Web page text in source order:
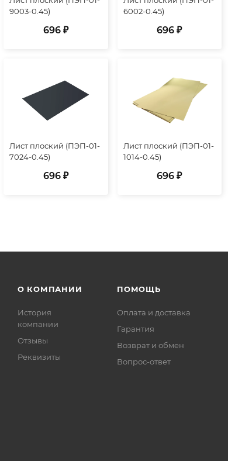
9003-0.45)
696 ₽
6002-0.45)
696 ₽
Лист плоский (ПЭП-01-
7024-0.45)
696 ₽
Лист плоский (ПЭП-01-
1014-0.45)
696 ₽
О КОМПАНИИ
История
компании
Отзывы
Реквизиты
ПОМОЩЬ
Оплата и доставка
Гарантия
Возврат и обмен
Вопрос-ответ